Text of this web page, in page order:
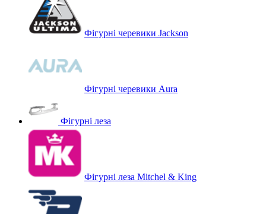
Фігурні черевики Jackson
Фігурні черевики Aura
Фігурні леза
Фігурні леза Mitchel & King